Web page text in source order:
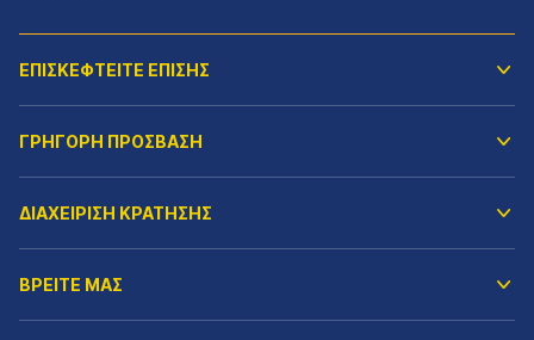
ΕΠΙΣΚΕΦΤΕΙΤΕ ΕΠΙΣΗΣ
ΓΡΗΓΟΡΗ ΠΡΟΣΒΑΣΗ
ΔΙΑΧΕΙΡΙΣΗ ΚΡΑΤΗΣΗΣ
ΒΡΕΙΤΕ ΜΑΣ